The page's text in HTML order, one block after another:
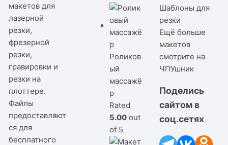
макетов для
лазерной
резки,
фрезерной
резки,
гравировки и
резки на
плоттере.
Файлы
предоставляют
ся для
бесплатного
Роликов
ый
массажё
р
Rated
5.00 out
of 5
Шаблоны для
резки
Ещё больше
макетов
смотрите на
ЧПУшник
Поделись
сайтом в
соц.сетях